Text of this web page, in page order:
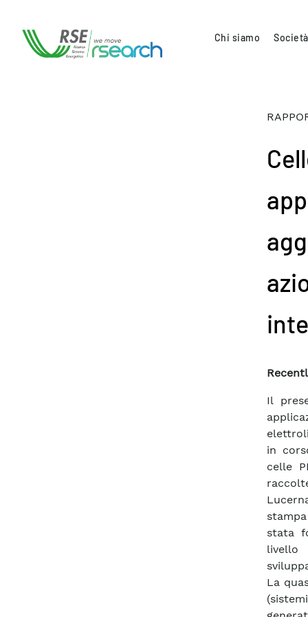
Chi siamo
Il
in
celle
stata
livello
La